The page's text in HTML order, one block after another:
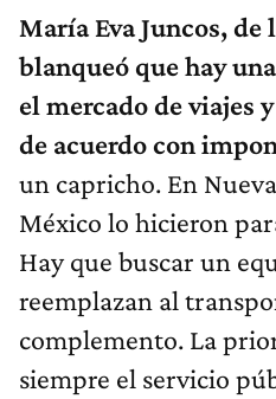
María Eva Juncos, de
blanqueó que hay
el mercado de viajes
de acuerdo con
un capricho. En
México lo hicieron
Hay que buscar un
reemplazan al
complemento. La
siempre el servicio